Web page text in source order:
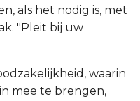
als het nodig is, met
"Pleit bij uw
waarin
mee te brengen,